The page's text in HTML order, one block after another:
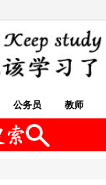
公务员 教师